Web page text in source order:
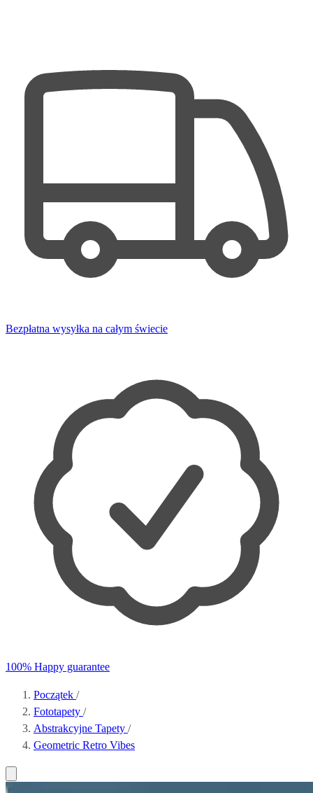
Bezpłatna wysyłka na całym świecie
100% Happy guarantee
Początek /
Fototapety /
Abstrakcyjne Tapety /
Geometric Retro Vibes